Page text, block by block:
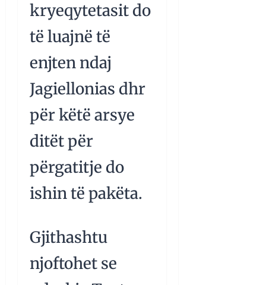
kryeqytetasit do
të luajnë të
enjten ndaj
Jagiellonias dhr
për këtë arsye
ditët për
përgatitje do
ishin të pakëta.
Gjithashtu
njoftohet se